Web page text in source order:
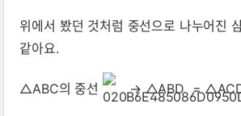
위에서 봤던 것처럼 중선으로 나누어진
같아요.
△ABC의 중선 → △ABD =